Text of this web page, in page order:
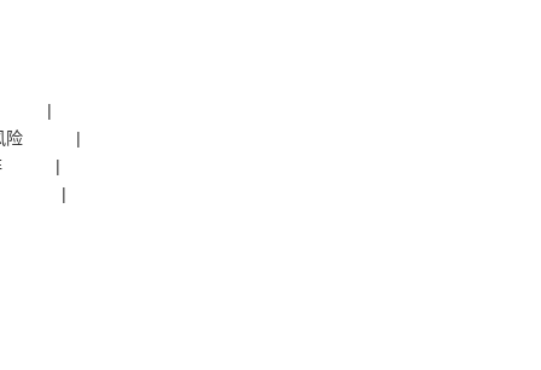
2倍 |
货风险 |
赴非 |
投产 |